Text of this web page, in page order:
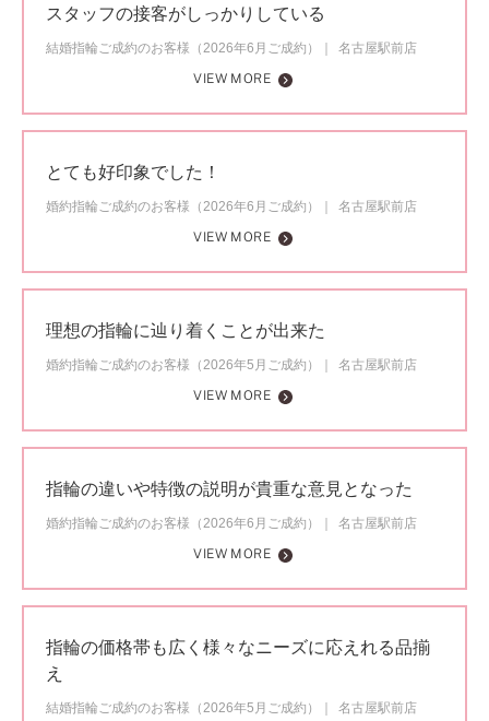
スタッフの接客がしっかりしている
結婚指輪ご成約のお客様（2026年6月ご成約）
名古屋駅前店
VIEW MORE
とても好印象でした！
婚約指輪ご成約のお客様（2026年6月ご成約）
名古屋駅前店
VIEW MORE
理想の指輪に辿り着くことが出来た
婚約指輪ご成約のお客様（2026年5月ご成約）
名古屋駅前店
VIEW MORE
指輪の違いや特徴の説明が貴重な意見となった
婚約指輪ご成約のお客様（2026年6月ご成約）
名古屋駅前店
VIEW MORE
指輪の価格帯も広く様々なニーズに応えれる品揃
え
結婚指輪ご成約のお客様（2026年5月ご成約）
名古屋駅前店